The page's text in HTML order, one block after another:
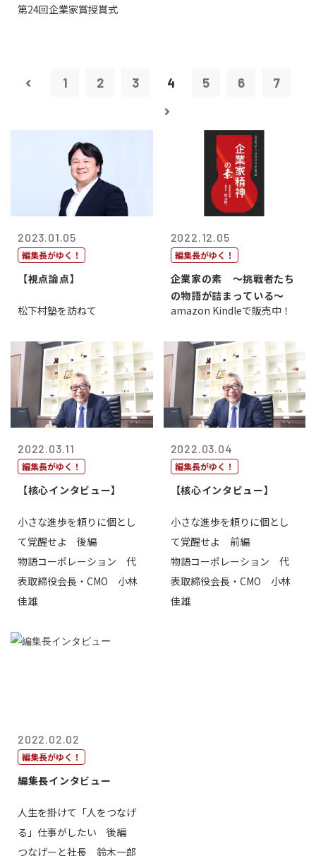
第24回企業家賞授賞式
1 2 3 4 5 6 7
2023.01.05
編集長がゆく！
【視点論点】
松下村塾を訪ねて
2022.12.05
編集長がゆく！
企業家の素 〜挑戦者たち
の物語が詰まっている〜
amazon Kindleで販売中！
2022.03.11
編集長がゆく！
【核心インタビュー】
小さな進歩を頼りに個とし
て覚醒せよ 後編
物語コーポレーション 代
表取締役会長・CMO 小林
佳雄
2022.03.04
編集長がゆく！
【核心インタビュー】
小さな進歩を頼りに個とし
て覚醒せよ 前編
物語コーポレーション 代
表取締役会長・CMO 小林
佳雄
2022.02.02
編集長がゆく！
編集長インタビュー
人生を掛けて「人をつなげ
る」仕事がしたい 後編
つなげーと社長 鈴木一郎